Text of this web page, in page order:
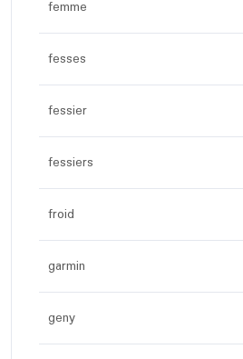
femme
fesses
fessier
fessiers
froid
garmin
geny